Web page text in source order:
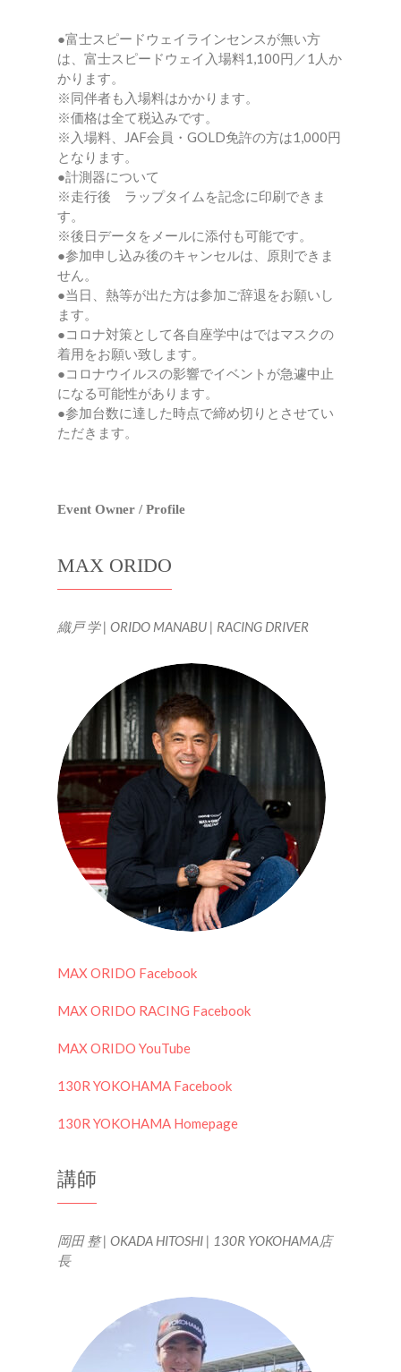
●富士スピードウェイラインセンスが無い方
は、富士スピードウェイ入場料1,100円／1人か
かります。
※同伴者も入場料はかかります。
※価格は全て税込みです。
※入場料、JAF会員・GOLD免許の方は1,000円
となります。
●計測器について
※走行後 ラップタイムを記念に印刷できま
す。
※後日データをメールに添付も可能です。
●参加申し込み後のキャンセルは、原則できま
せん。
●当日、熱等が出た方は参加ご辞退をお願いし
ます。
●コロナ対策として各自座学中はではマスクの
着用をお願い致します。
●コロナウイルスの影響でイベントが急遽中止
になる可能性があります。
●参加台数に達した時点で締め切りとさせてい
ただきます。
Event Owner / Profile
MAX ORIDO
織戸 学 | ORIDO MANABU | RACING DRIVER
MAX ORIDO Facebook
MAX ORIDO RACING Facebook
MAX ORIDO YouTube
130R YOKOHAMA Facebook
130R YOKOHAMA Homepage
講師
岡田 整 | OKADA HITOSHI | 130R YOKOHAMA店
長